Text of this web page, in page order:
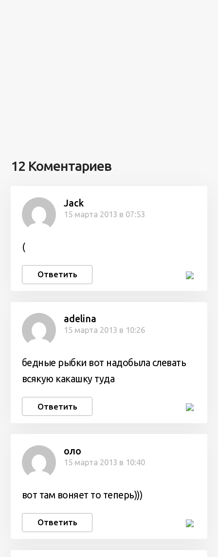
12 Коментариев
Jack
15 марта 2013 в 07:53
(
Ответить
adelina
15 марта 2013 в 10:26
бедные рыбки вот надобыла слевать
всякую какашку туда
Ответить
оло
15 марта 2013 в 10:40
вот там воняет то теперь)))
Ответить